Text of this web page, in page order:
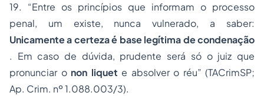
19. “Entre os princípios que informam o processo
penal, um existe, nunca vulnerado, a saber:
Unicamente a certeza é base legítima de condenação
. Em caso de dúvida, prudente será só o juiz que
pronunciar o non liquet e absolver o réu” (TACrimSP;
Ap. Crim. nº 1.088.003/3).